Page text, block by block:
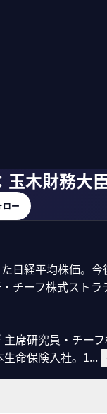
木財務大
ロー
日経平均株価。
チーフ株式ストラ
席研究員・チー
命保険入社。1...